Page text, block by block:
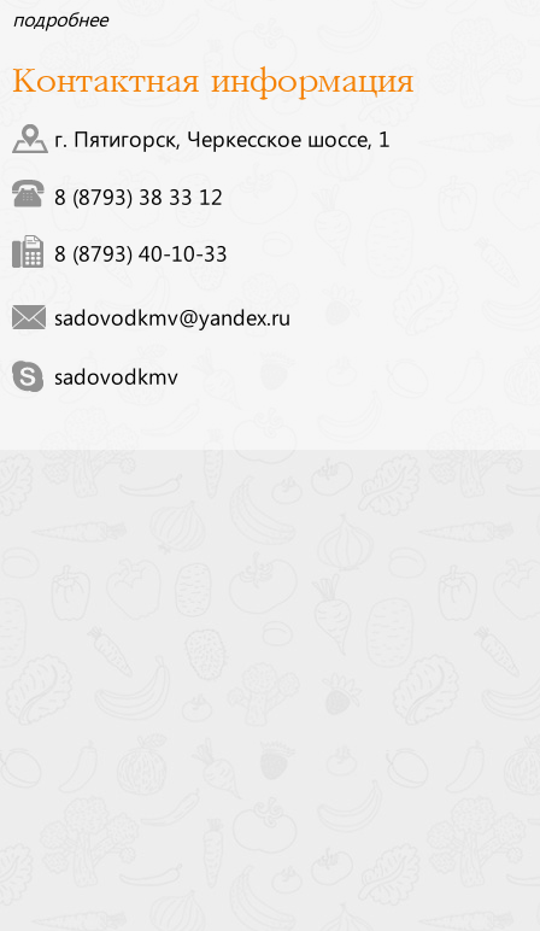
подробнее
Контактная информация
г. Пятигорск, Черкесское шоссе, 1
8 (8793) 38 33 12
8 (8793) 40-10-33
sadovodkmv@yandex.ru
sadovodkmv